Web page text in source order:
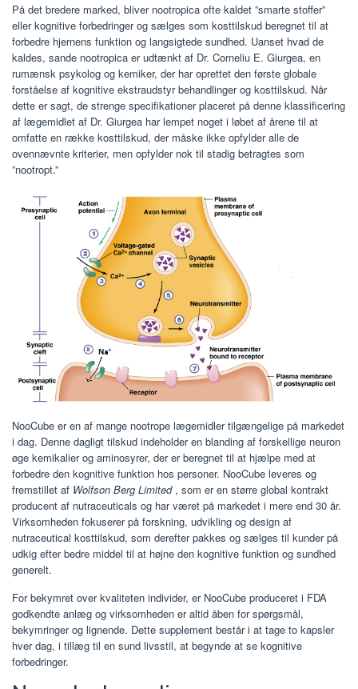
På det bredere marked, bliver nootropica ofte kaldet ”smarte stoffer”
eller kognitive forbedringer og sælges som kosttilskud beregnet til at
forbedre hjernens funktion og langsigtede sundhed. Uanset hvad de
kaldes, sande nootropica er udtænkt af Dr. Corneliu E. Giurgea, en
rumænsk psykolog og kemiker, der har oprettet den første globale
forståelse af kognitive ekstraudstyr behandlinger og kosttilskud. Når
dette er sagt, de strenge specifikationer placeret på denne klassificering
af lægemidlet af Dr. Giurgea har lempet noget i løbet af årene til at
omfatte en række kosttilskud, der måske ikke opfylder alle de
ovennævnte kriterier, men opfylder nok til stadig betragtes som
”nootropt.”
NooCube er en af mange nootrope lægemidler tilgængelige på markedet
i dag. Denne dagligt tilskud indeholder en blanding af forskellige neuron
øge kemikalier og aminosyrer, der er beregnet til at hjælpe med at
forbedre den kognitive funktion hos personer. NooCube leveres og
fremstillet af Wolfson Berg Limited, som er en større global kontrakt
producent af nutraceuticals og har været på markedet i mere end 30 år.
Virksomheden fokuserer på forskning, udvikling og design af
nutraceutical kosttilskud, som derefter pakkes og sælges til kunder på
udkig efter bedre middel til at højne den kognitive funktion og sundhed
generelt.
For bekymret over kvaliteten individer, er NooCube produceret i FDA
godkendte anlæg og virksomheden er altid åben for spørgsmål,
bekymringer og lignende. Dette supplement består i at tage to kapsler
hver dag, i tillæg til en sund livsstil, at begynde at se kognitive
forbedringer.